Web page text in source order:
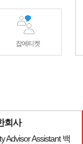
잡에티켓
회사
Advisor Assistant 백